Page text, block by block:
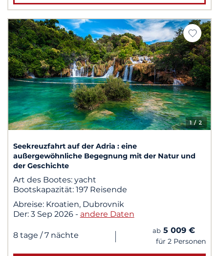
1/ 2
Seekreuzfahrt auf der Adria : eine
außergewöhnliche Begegnung mit der Natur und
der Geschichte
Art des Bootes: yacht
Bootskapazität: 197 Reisende
Abreise: Kroatien, Dubrovnik
Der: 3 Sep 2026 - andere Daten
8 tage / 7 nächte | ab 5 009 €
für 2 Personen